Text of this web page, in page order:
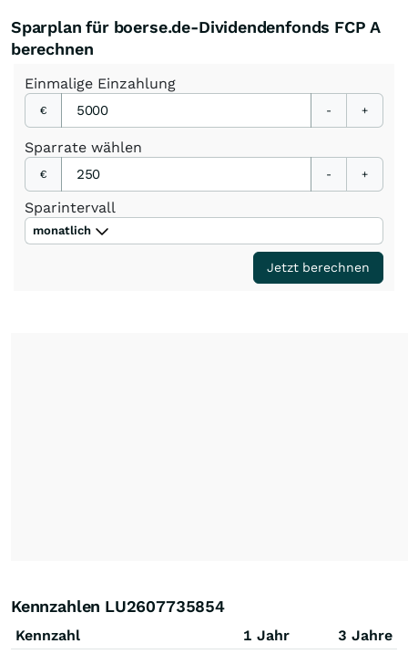
Sparplan für boerse.de-Dividendenfonds FCP A
berechnen
Einmalige Einzahlung
€ - +
Sparrate wählen
€ - +
Sparintervall
monatlich
Jetzt berechnen
Kennzahlen LU2607735854
Kennzahl 1 Jahr
3 Jahre